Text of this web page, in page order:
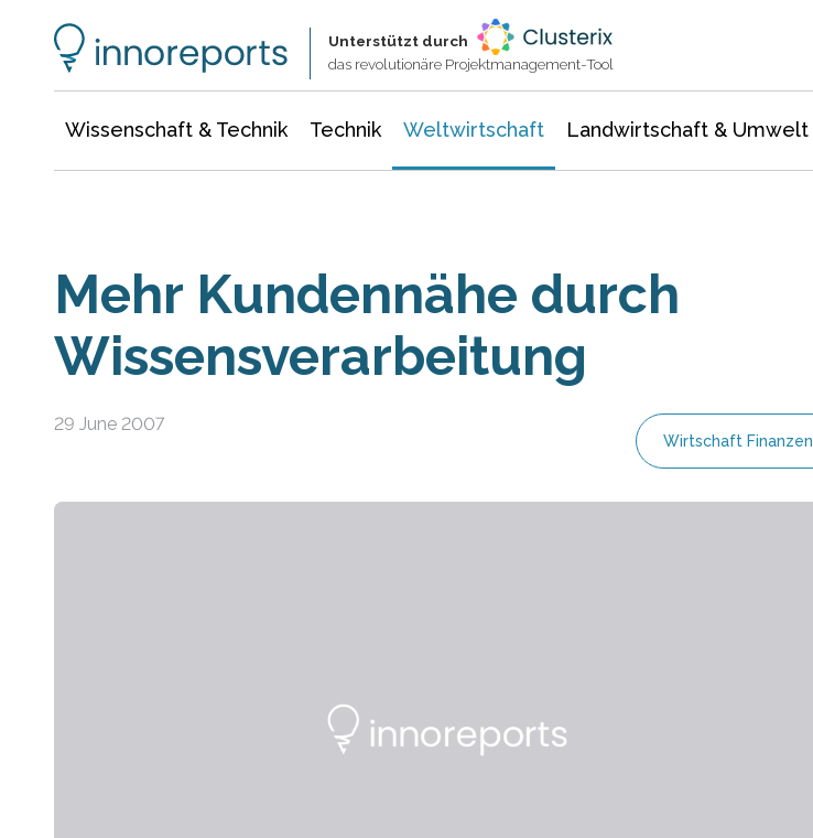
Unterstützt durch
das revolutionäre Projektmanagement-Tool
Wissenschaft & Technik Technik Weltwirtschaft Landwirtschaft & Umwelt
Mehr Kundennähe durch
Wissensverarbeitung
29 June 2007
Wirtschaft Finanzen